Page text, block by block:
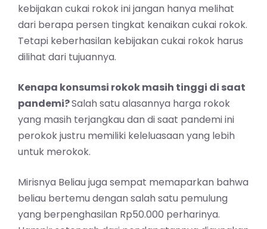
kebijakan cukai rokok ini jangan hanya melihat
dari berapa persen tingkat kenaikan cukai rokok.
Tetapi keberhasilan kebijakan cukai rokok harus
dilihat dari tujuannya.
Kenapa konsumsi rokok masih tinggi di saat
pandemi?Salah satu alasannya harga rokok
yang masih terjangkau dan di saat pandemi ini
perokok justru memiliki keleluasaan yang lebih
untuk merokok.
Mirisnya Beliau juga sempat memaparkan bahwa
beliau bertemu dengan salah satu pemulung
yang berpenghasilan Rp50.000 perharinya.